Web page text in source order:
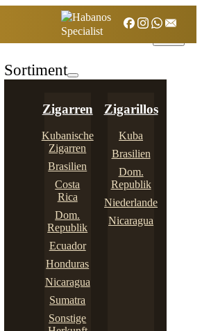
Sortiment
Zigarren
Kubanische
Zigarren
Brasilien
Costa
Rica
Dom.
Republik
Ecuador
Honduras
Nicaragua
Sumatra
Sonstige
Zigarillos
Kuba
Brasilien
Dom.
Republik
Niederlande
Nicaragua